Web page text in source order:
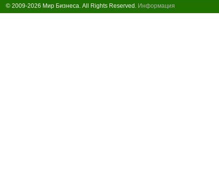
© 2009-2026 Мир Бизнеса. All Rights Reserved. Информация